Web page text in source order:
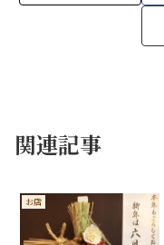
関連記事
お店